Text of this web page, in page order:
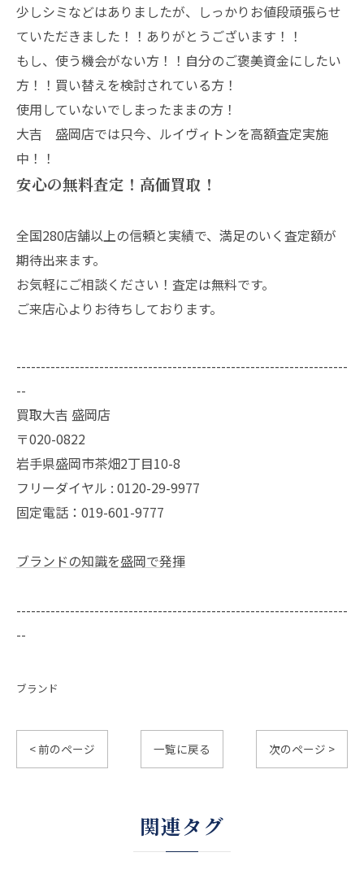
少しシミなどはありましたが、しっかりお値段頑張らせ
ていただきました！！ありがとうございます！！
もし、使う機会がない方！！自分のご褒美資金にしたい
方！！買い替えを検討されている方！
使用していないでしまったままの方！
大吉 盛岡店では只今、ルイヴィトンを高額査定実施
中！！
安心の無料査定！高価買取！
全国280店舗以上の信頼と実績で、満足のいく査定額が
期待出来ます。
お気軽にご相談ください！査定は無料です。
ご来店心よりお待ちしております。
--------------------------------------------------------------------
--
買取大吉 盛岡店
〒020-0822
岩手県盛岡市茶畑2丁目10-8
フリーダイヤル : 0120-29-9977
固定電話：019-601-9777
ブランドの知識を盛岡で発揮
--------------------------------------------------------------------
--
ブランド
< 前のページ 一覧に戻る 次のページ >
関連タグ